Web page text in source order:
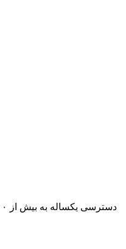
دسترسی یکساله به بیش از ۵۰۰ ژورنال روز جهان موجود در سامانه